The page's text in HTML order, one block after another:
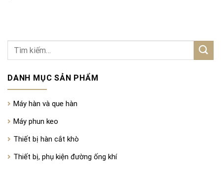
DANH MỤC SẢN PHẨM
Máy hàn và que hàn
Máy phun keo
Thiết bị hàn cắt khò
Thiết bị, phụ kiện đường ống khí